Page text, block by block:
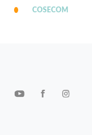
COSECOM